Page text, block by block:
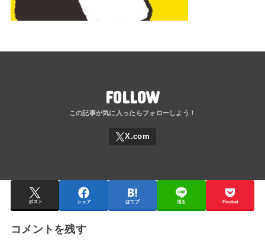
FOLLOW
ポスト シェア はてブ 送る Pocket
コメントを残す